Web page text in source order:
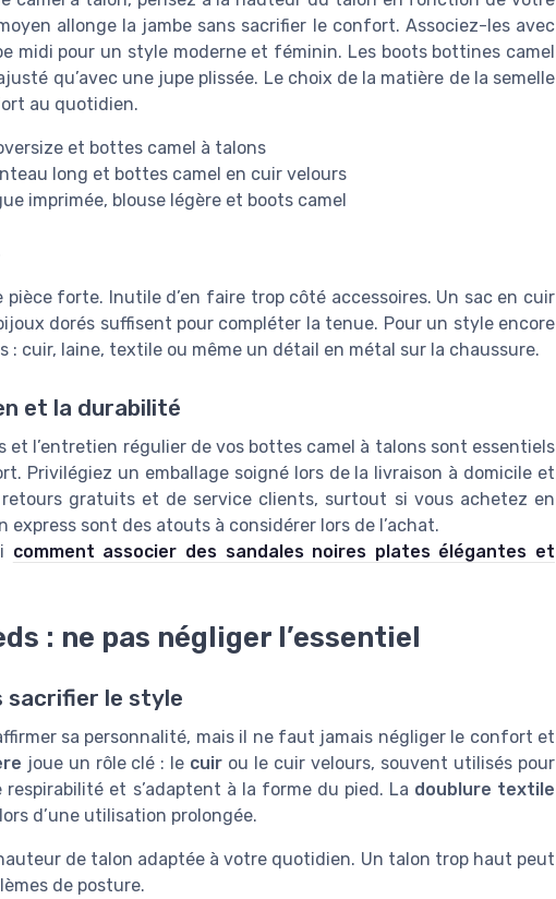
allonge la jambe sans sacrifier le confort. Associez-les avec
midi pour un style moderne et féminin. Les boots bottines camel
qu’avec une jupe plissée. Le choix de la matière de la semelle
au quotidien.
et bottes camel à talons
long et bottes camel en cuir velours
imprimée, blouse légère et boots camel
forte. Inutile d’en faire trop côté accessoires. Un sac en cuir
dorés suffisent pour compléter la tenue. Pour un style encore
: cuir, laine, textile ou même un détail en métal sur la chaussure.
et la durabilité
et l’entretien régulier de vos bottes camel à talons sont essentiels
Privilégiez un emballage soigné lors de la livraison à domicile et
gratuits et de service clients, surtout si vous achetez en
express sont des atouts à considérer lors de l’achat.
comment associer des sandales noires plates élégantes et
: ne pas négliger l’essentiel
sacrifier le style
sa personnalité, mais il ne faut jamais négliger le confort et
joue un rôle clé : le cuir ou le cuir velours, souvent utilisés pour
et s’adaptent à la forme du pied. La doublure textile
d’une utilisation prolongée.
de talon adaptée à votre quotidien. Un talon trop haut peut
de posture.